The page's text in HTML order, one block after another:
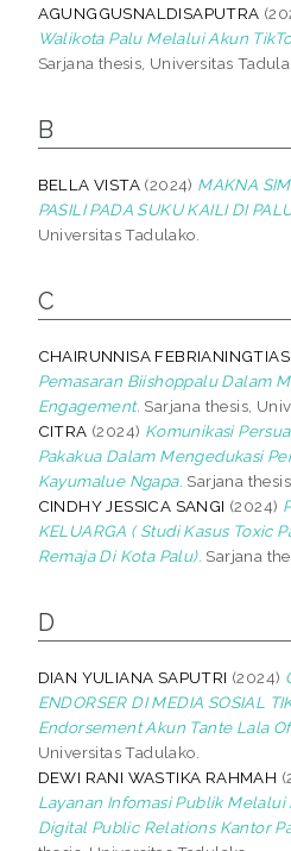
AGUNGGUSNALDISAPUTRA
Walikota Palu Melalui Akun
Sarjana thesis, Universitas
B
BELLA VISTA (2024) MAKNA
PASILI PADA SUKU KAILI DI
Universitas Tadulako.
C
CHAIRUNNISA
Pemasaran Biishoppalu Dalam
Engagement. Sarjana thesis,
CITRA (2024) Komunikasi
Pakakua Dalam Mengedukasi
Kayumalue Ngapa. Sarjana
CINDHY JESSICA SANGI (2024)
KELUARGA ( Studi Kasus Toxic
Remaja Di Kota Palu). Sarjana
D
DIAN YULIANA SAPUTRI (2024)
ENDORSER DI MEDIA SOSIAL
Endorsement Akun Tante Lala
Universitas Tadulako.
DEWI RANI WASTIKA RAHMAH
Layanan Infomasi Publik Melalui
Digital Public Relations Kantor